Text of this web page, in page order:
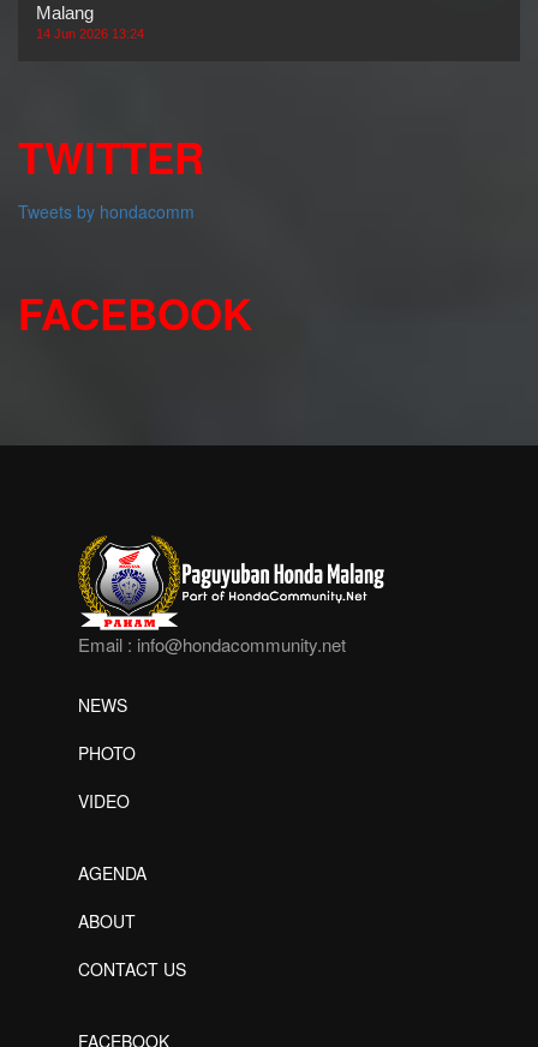
Malang
14 Jun 2026 13:24
TWITTER
Tweets by hondacomm
FACEBOOK
Email : info@hondacommunity.net
NEWS
PHOTO
VIDEO
AGENDA
ABOUT
CONTACT US
FACEBOOK